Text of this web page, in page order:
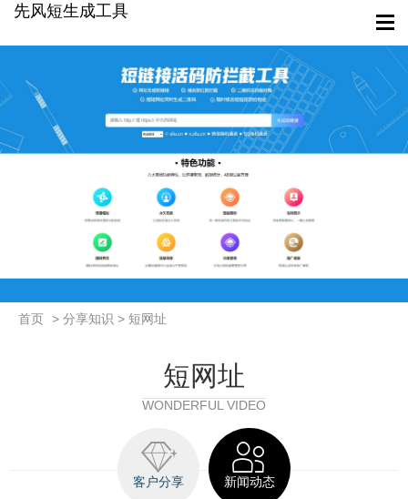
先风短生成工具
首页 > 分享知识 > 短网址
短网址
WONDERFUL VIDEO
客户分享 新闻动态